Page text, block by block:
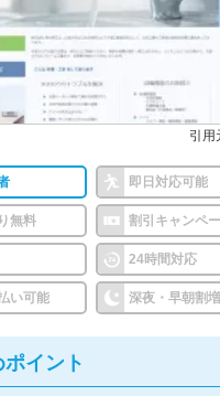
全国(一部都道府県を除く)
修理屋さんのクチコミ
件のクチコミ）
いて
ピッピピッピ
2 か月前
累計対応件数100万件以上
1〜3年の無料点検・無料
PL保険加入業者
トがおすすめの理由
ンライフが運営する水ま
理ルート」は、水道局指
畿・中国と全国規模で対
各エリアの水道局から認
引用
即日対応可能
無料 割引キャンペ
24時間対応
い可能 深夜・早朝割
イント